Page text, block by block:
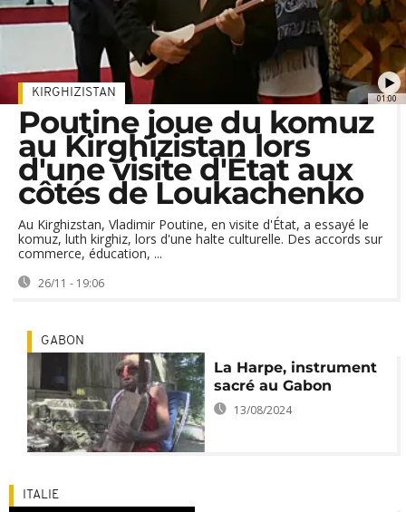
01:00
KIRGHIZISTAN
Poutine joue du komuz
au Kirghizistan lors
d'une visite d'État aux
côtés de Loukachenko
Au Kirghizstan, Vladimir Poutine, en visite d'État, a essayé le
komuz, luth kirghiz, lors d'une halte culturelle. Des accords sur
commerce, éducation, ...
26/11 - 19:06
GABON
La Harpe, instrument
sacré au Gabon
13/08/2024
ITALIE